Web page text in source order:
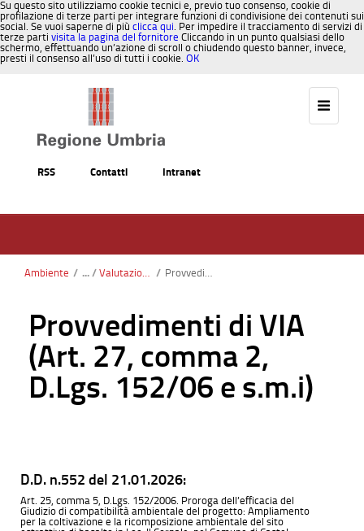
Su questo sito utilizziamo cookie tecnici e, previo tuo consenso, cookie di
profilazione di terze parti per integrare funzioni di condivisione dei contenuti sui
social. Se vuoi saperne di più clicca qui. Per impedire il tracciamento di servizi di
terze parti visita la pagina del fornitore Cliccando in un punto qualsiasi dello
schermo, effettuando un’azione di scroll o chiudendo questo banner, invece,
presti il consenso all’uso di tutti i cookie. OK
RSS Contatti Intranet
Ambiente / Valutazioni di impatto ambientale / Provvedimenti di VIA (Art. 27, comma 2, D.Lgs. 152/06 e s.m.i)
Provvedimenti di VIA
(Art. 27, comma 2,
D.Lgs. 152/06 e s.m.i)
D.D. n.552 del 21.01.2026:
Art. 25, comma 5, D.Lgs. 152/2006. Proroga dell’efficacia del
Giudizio di compatibilità ambientale del progetto: Ampliamento
per la coltivazione e la ricomposizione ambientale del sito